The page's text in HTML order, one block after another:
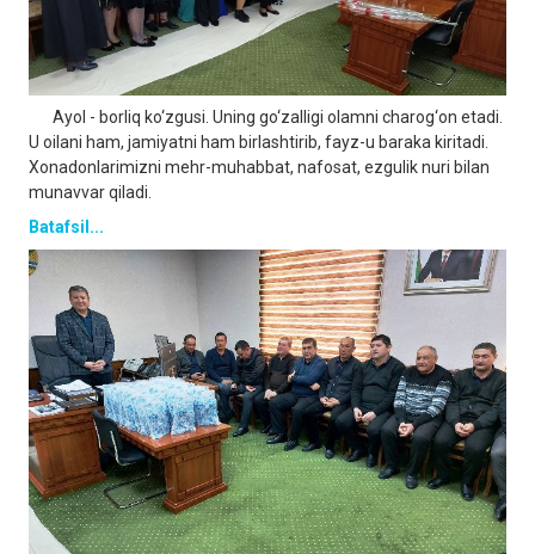
Ayol - borliq ko‘zgusi. Uning go‘zalligi olamni charog‘on etadi.
U oilani ham, jamiyatni ham birlashtirib, fayz-u baraka kiritadi.
Xonadonlarimizni mehr-muhabbat, nafosat, ezgulik nuri bilan
munavvar qiladi.
Batafsil...